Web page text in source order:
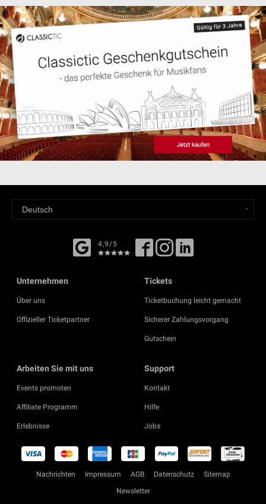
4,9/5
Unternehmen
Über uns
Offizieller Ticketpartner
Tickets
Ticketbuchung leicht gemacht
Sicherer Zahlungsvorgang
Gutschein
Arbeiten Sie mit uns
Events promoten
Affiliate Programm
Erlebnisse
Support
Kontakt
Hilfe
Jobs
Nachrichten Impressum AGB Datenschutz
Sitemap
Newsletter